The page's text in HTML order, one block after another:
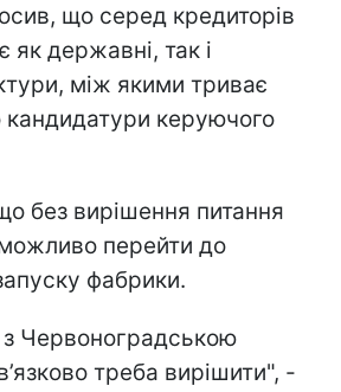
що серед кредиторів
як державні, так і
між якими триває
кандидатури керуючого
без вирішення питання
перейти до
фабрики.
Червоноградською
треба вирішити", -